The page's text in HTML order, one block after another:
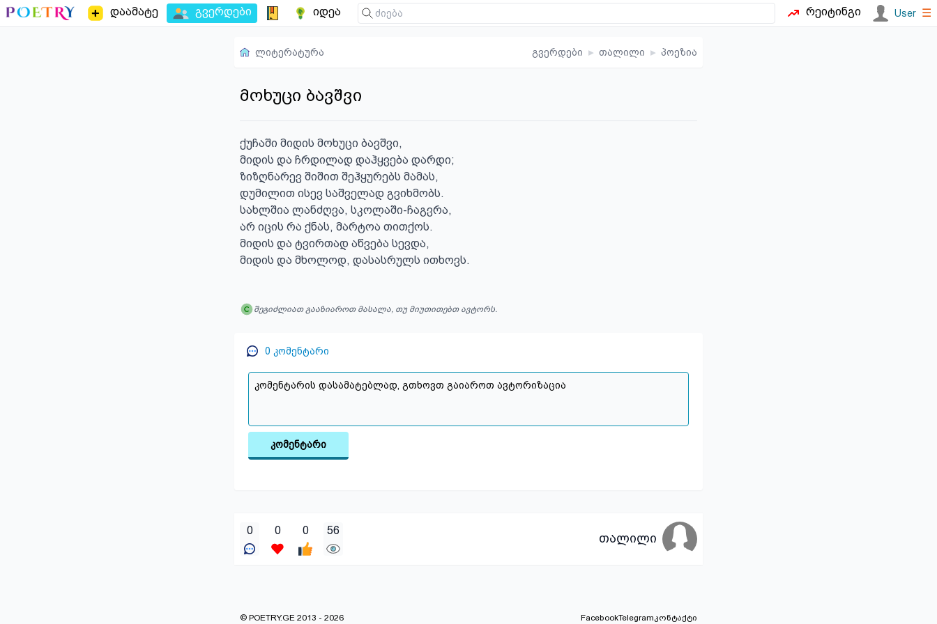
დაამატე გვერდები იდეა რეიტინგი User ☰
ლიტერატურა გვერდები ▸ თალილი ▸ პოეზია
მოხუცი ბავშვი
ქუჩაში მიდის მოხუცი ბავშვი,
მიდის და ჩრდილად დაჰყვება დარდი;
ზიზღნარევ შიშით შეჰყურებს მამას,
დუმილით ისევ საშველად გვიხმობს.
სახლშია ლანძღვა, სკოლაში-ჩაგვრა,
არ იცის რა ქნას, მარტოა თითქოს.
მიდის და ტვირთად აწვება სევდა,
მიდის და მხოლოდ, დასასრულს ითხოვს.
შეგიძლიათ გააზიაროთ მასალა, თუ მიუთითებთ ავტორს.
0 კომენტარი
კომენტარი
0 0 0 56
თალილი
© POETRY.GE 2013 - 2026 FacebookTelegramკონტაქტი